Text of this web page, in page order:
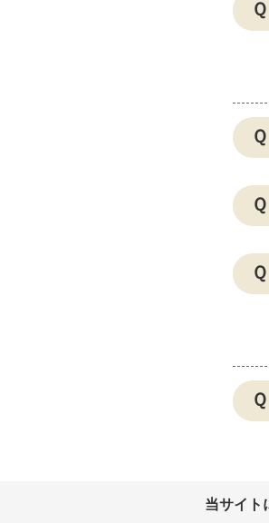
当サイト